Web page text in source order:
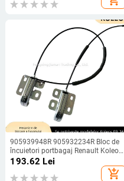
905939948R 905932234R Bloc de
încuietori portbagaj Renault Koleos
– încuietoare inferioară a hayonului
193.62 Lei
add_shopping_cart